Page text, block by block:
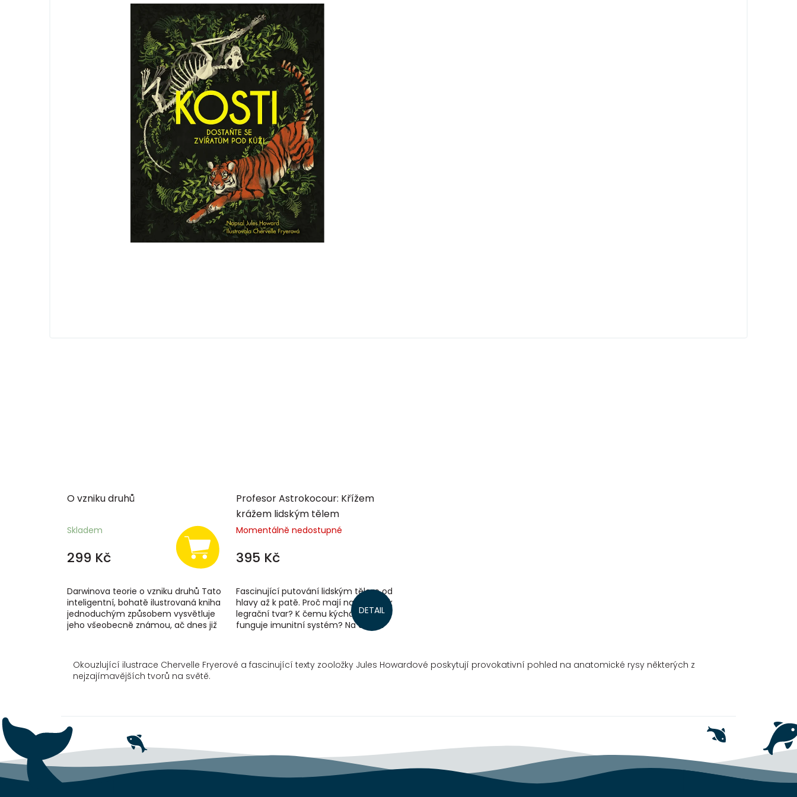
O vzniku druhů
Skladem
299 Kč
Darwinova teorie o vzniku druhů Tato
inteligentní, bohatě ilustrovaná kniha
jednoduchým způsobem vysvětluje
jeho všeobecně známou, ač dnes již
Profesor Astrokocour: Křížem
krážem lidským tělem
Momentálně nedostupné
395 Kč
DETAIL
Fascinující putování lidským tělem od
hlavy až k patě. Proč mají naše uši tak
legrační tvar? K čemu kýcháme? Jak
funguje imunitní systém? Na co jen
Okouzlující ilustrace Chervelle Fryerové a fascinující texty zooložky Jules Howardové poskytují provokativní pohled na anatomické rysy některých z
nejzajímavějších tvorů na světě.